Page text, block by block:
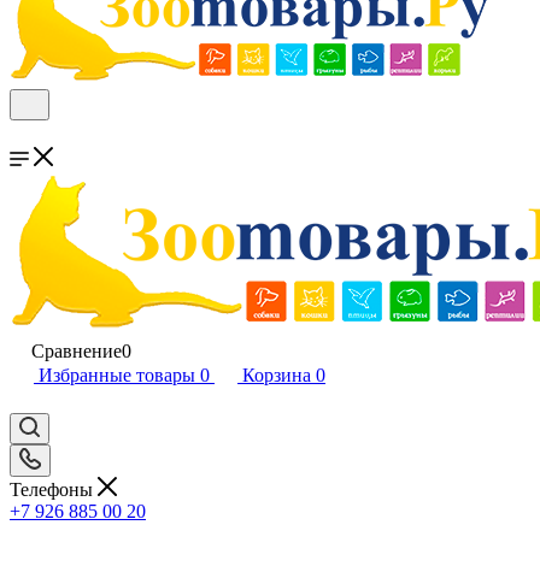
Сравнение0
Избранные товары 0 Корзина 0
Телефоны
+7 926 885 00 20